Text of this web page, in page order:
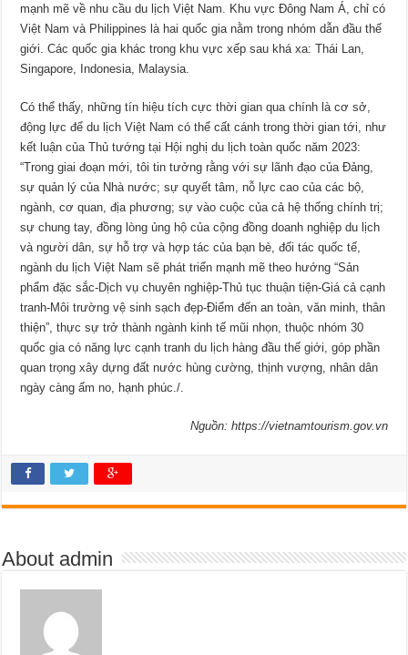
mạnh mẽ về nhu cầu du lịch Việt Nam. Khu vực Đông Nam Á, chỉ có
Việt Nam và Philippines là hai quốc gia nằm trong nhóm dẫn đầu thế
giới. Các quốc gia khác trong khu vực xếp sau khá xa: Thái Lan,
Singapore, Indonesia, Malaysia.
Có thể thấy, những tín hiệu tích cực thời gian qua chính là cơ sở,
động lực để du lịch Việt Nam có thể cất cánh trong thời gian tới, như
kết luận của Thủ tướng tại Hội nghị du lịch toàn quốc năm 2023:
“Trong giai đoạn mới, tôi tin tưởng rằng với sự lãnh đạo của Đảng,
sự quản lý của Nhà nước; sự quyết tâm, nỗ lực cao của các bộ,
ngành, cơ quan, địa phương; sự vào cuộc của cả hệ thống chính trị;
sự chung tay, đồng lòng ủng hộ của cộng đồng doanh nghiệp du lịch
và người dân, sự hỗ trợ và hợp tác của bạn bè, đối tác quốc tế,
ngành du lịch Việt Nam sẽ phát triển mạnh mẽ theo hướng “Sản
phẩm đặc sắc-Dịch vụ chuyên nghiệp-Thủ tục thuận tiện-Giá cả cạnh
tranh-Môi trường vệ sinh sạch đẹp-Điểm đến an toàn, văn minh, thân
thiện”, thực sự trở thành ngành kinh tế mũi nhọn, thuộc nhóm 30
quốc gia có năng lực cạnh tranh du lịch hàng đầu thế giới, góp phần
quan trọng xây dựng đất nước hùng cường, thịnh vượng, nhân dân
ngày càng ấm no, hạnh phúc./.
Nguồn: https://vietnamtourism.gov.vn
About admin